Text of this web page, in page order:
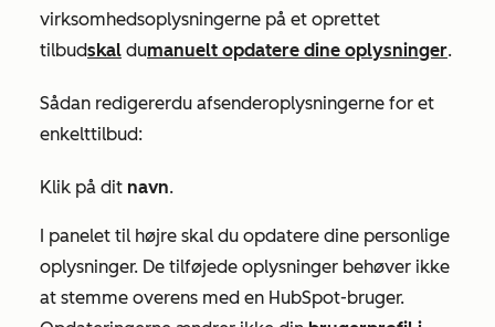
virksomhedsoplysningerne på et oprettet
tilbudskal dumanuelt opdatere dine oplysninger.
Sådan redigererdu afsenderoplysningerne for et
enkelttilbud:
Klik på dit navn.
I panelet til højre skal du opdatere dine personlige
oplysninger. De tilføjede oplysninger behøver ikke
at stemme overens med en HubSpot-bruger.